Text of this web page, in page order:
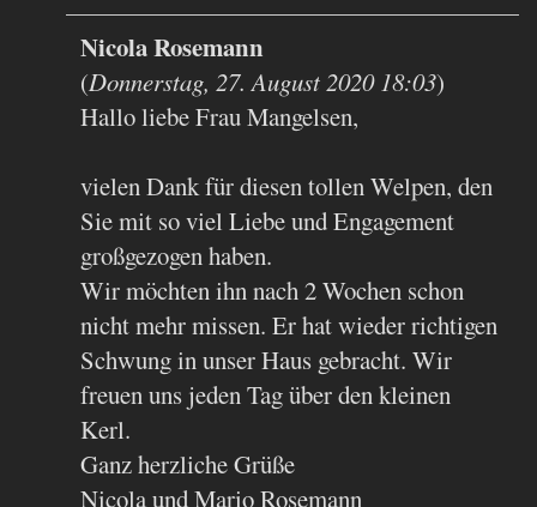
Nicola Rosemann
(Donnerstag, 27. August 2020 18:03)
Hallo liebe Frau Mangelsen,
vielen Dank für diesen tollen Welpen, den
Sie mit so viel Liebe und Engagement
großgezogen haben.
Wir möchten ihn nach 2 Wochen schon
nicht mehr missen. Er hat wieder richtigen
Schwung in unser Haus gebracht. Wir
freuen uns jeden Tag über den kleinen
Kerl.
Ganz herzliche Grüße
Nicola und Mario Rosemann